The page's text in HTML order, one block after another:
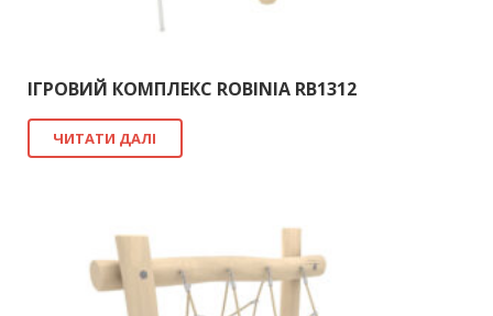
ІГРОВИЙ КОМПЛЕКС ROBINIA RB1312
ЧИТАТИ ДАЛІ